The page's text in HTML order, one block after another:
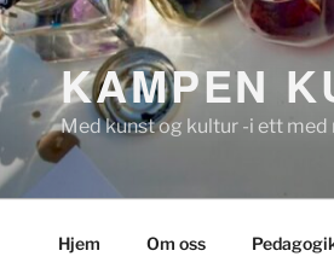
KAMPEN
Med kunst og kultur -i ett med
Hjem Om oss